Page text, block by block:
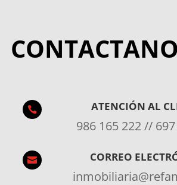
 ATENCIÓN AL
986 165 222 //
 CORREO